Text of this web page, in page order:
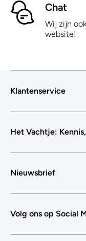
Chat
Wij zijn
website!
Klantenservice
Het Vachtje:
Nieuwsbrief
Volg ons op Social